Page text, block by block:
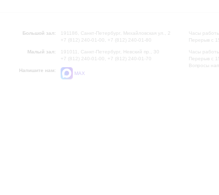
Большой зал:
191186, Санкт-Петербург, Михайловская ул., 2
+7 (812) 240-01-00, +7 (812) 240-01-80
Малый зал:
191011, Санкт-Петербург, Невский пр., 30
+7 (812) 240-01-00, +7 (812) 240-01-70
Напишите нам:
MAX
Часы
Перерыв с
Часы
Перерыв с
Вопросы